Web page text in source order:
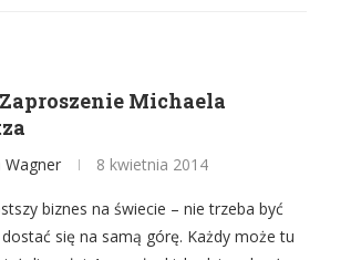
Zaproszenie Michaela
Wagner 8 kwietnia 2014
biznes na świecie – nie trzeba być
się na samą górę. Każdy może tu